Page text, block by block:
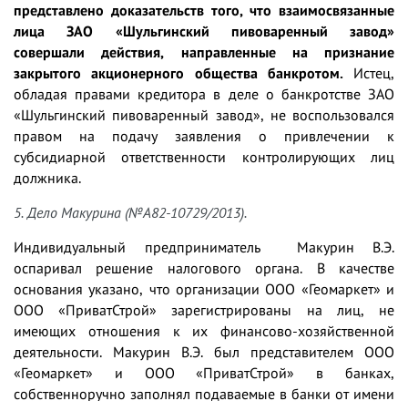
представлено доказательств того, что взаимосвязанные
лица ЗАО «Шульгинский пивоваренный завод»
совершали действия, направленные на признание
закрытого акционерного общества банкротом.Истец,
обладая правами кредитора в деле о банкротстве ЗАО
«Шульгинский пивоваренный завод», не воспользовался
правом на подачу заявления о привлечении к
субсидиарной ответственности контролирующих лиц
должника.
5. Дело Макурина (№А82-10729/2013).
Индивидуальный предприниматель Макурин В.Э.
оспаривал решение налогового органа. В качестве
основания указано, что организации ООО «Геомаркет» и
ООО «ПриватСтрой» зарегистрированы на лиц, не
имеющих отношения к их финансово-хозяйственной
деятельности. Макурин В.Э. был представителем ООО
«Геомаркет» и ООО «ПриватСтрой» в банках,
собственноручно заполнял подаваемые в банки от имени